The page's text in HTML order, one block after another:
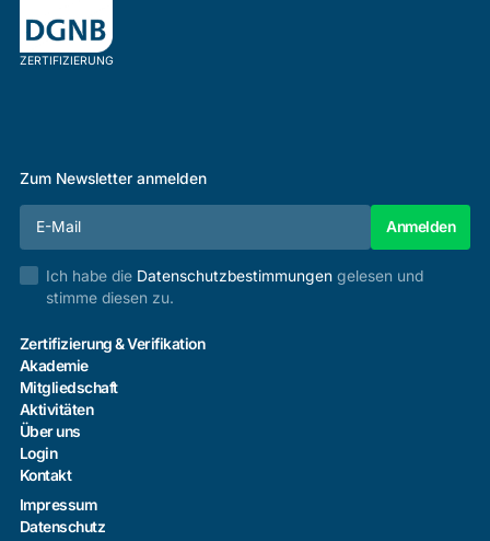
ZERTIFIZIERUNG
Zum Newsletter anmelden
Ich habe die Datenschutzbestimmungen gelesen und
stimme diesen zu.
Zertifizierung & Verifikation
Akademie
Mitgliedschaft
Aktivitäten
Über uns
Login
Kontakt
Impressum
Datenschutz